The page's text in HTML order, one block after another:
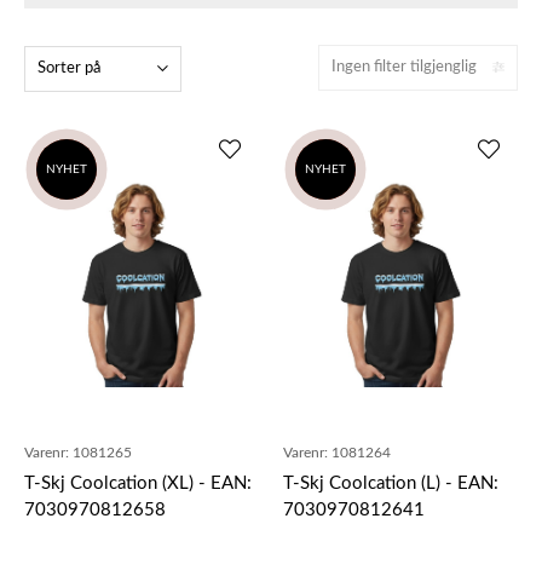
Ingen filter tilgjenglig
Sorter på
SALG
NYHET
Varenr: 1081265
T-Skj Coolcation (XL) - EAN:
7030970812658
SALG
NYHET
Varenr: 1081264
T-Skj Coolcation (L) - EAN:
7030970812641